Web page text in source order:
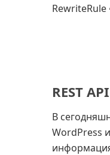
RewriteRule
REST
В
WordPress